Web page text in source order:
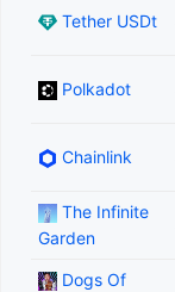
Tether USDt
Polkadot
Chainlink
The Infinite
Garden
Dogs Of